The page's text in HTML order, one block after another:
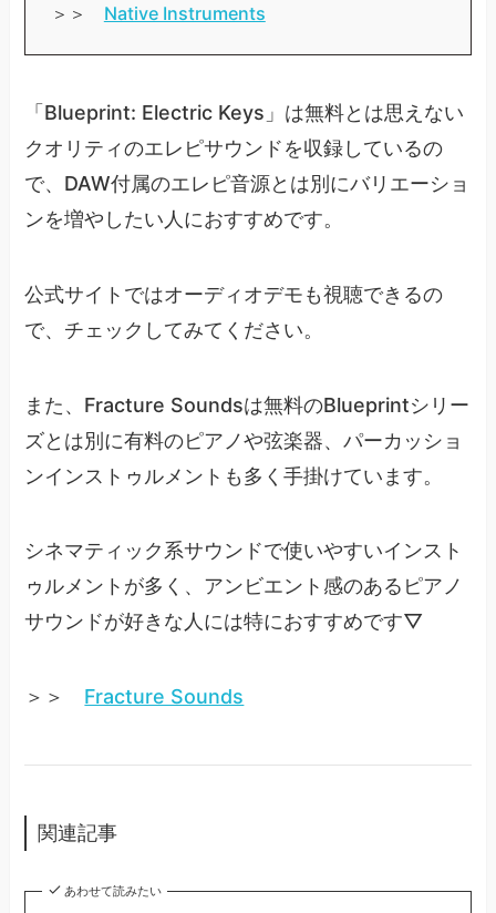
＞＞ Native Instruments
「Blueprint: Electric Keys」は無料とは思えない
クオリティのエレピサウンドを収録しているの
で、DAW付属のエレピ音源とは別にバリエーショ
ンを増やしたい人におすすめです。
公式サイトではオーディオデモも視聴できるの
で、チェックしてみてください。
また、Fracture Soundsは無料のBlueprintシリー
ズとは別に有料のピアノや弦楽器、パーカッショ
ンインストゥルメントも多く手掛けています。
シネマティック系サウンドで使いやすいインスト
ゥルメントが多く、アンビエント感のあるピアノ
サウンドが好きな人には特におすすめです▽
＞＞ Fracture Sounds
関連記事
あわせて読みたい